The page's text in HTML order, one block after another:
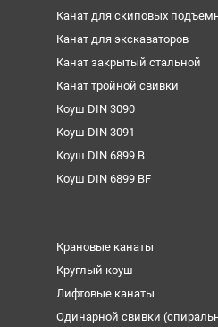
Канат для скиповых
Канат для экскаваторов
Канат закрытый стальной
Канат тройной свивки
Коуш DIN 3090
Коуш DIN 3091
Коуш DIN 6899 B
Коуш DIN 6899 BF
Крановые канаты
Круглый коуш
Лифтовые канаты
Одинарной свивки